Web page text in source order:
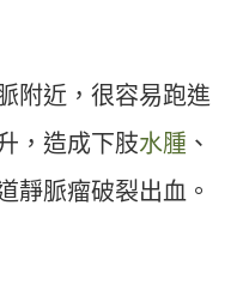
附近，很容易跑進
，造成下肢水腫 、
靜脈瘤破裂出血。